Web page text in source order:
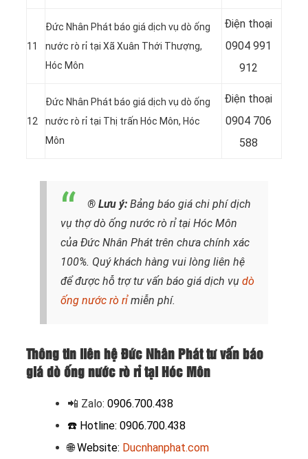
11
Đức Nhân Phát báo giá dịch vụ dò ống
nước rò rỉ tại Xã Xuân Thới Thượng,
Hóc Môn
Điện thoại
0904 991
912
12
Đức Nhân Phát báo giá dịch vụ dò ống
nước rò rỉ tại Thị trấn Hóc Môn, Hóc
Môn
Điện thoại
0904 706
588
® Lưu ý: Bảng báo giá chi phí dịch
vụ thợ dò ống nước rò rỉ tại Hóc Môn
của Đức Nhân Phát trên chưa chính xác
100%. Quý khách hàng vui lòng liên hệ
để được hỗ trợ tư vấn báo giá dịch vụ dò
ống nước rò rỉmiễn phí.
Thông tin liên hệ Đức Nhân Phát tư vấn báo
giá dò ống nước rò rỉ tại Hóc Môn
📲 Zalo: 0906.700.438
☎️ Hotline: 0906.700.438
🌐 Website: Ducnhanphat.com